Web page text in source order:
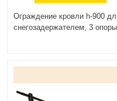
Ограждение кровли h-900
снегозадержателем, 3